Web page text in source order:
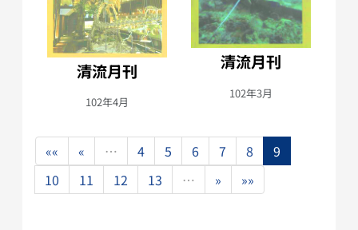
清流月刊
102年4月
清流月刊
102年3月
«« « … 4 5 6 7 8
9
10
11 12 13 … » »»